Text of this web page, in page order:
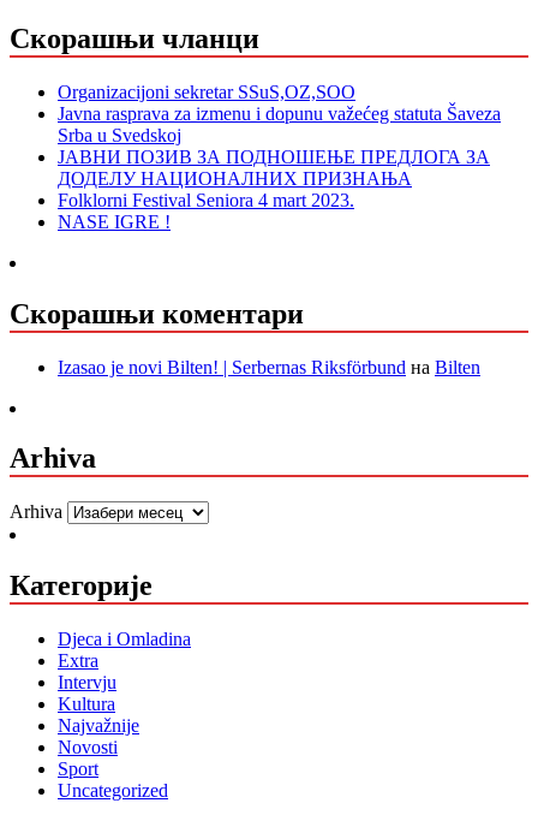
Скорашњи чланци
Organizacijoni sekretar SSuS,OZ,SOO
Javna rasprava za izmenu i dopunu važećeg statuta Šaveza
Srba u Svedskoj
ЈАВНИ ПОЗИВ ЗА ПОДНОШЕЊЕ ПРЕДЛОГА ЗА
ДОДЕЛУ НАЦИОНАЛНИХ ПРИЗНАЊА
Folklorni Festival Seniora 4 mart 2023.
NASE IGRE !
Скорашњи коментари
Izasao je novi Bilten! | Serbernas Riksförbund на Bilten
Arhiva
Arhiva
Категорије
Djeca i Omladina
Extra
Intervju
Kultura
Najvažnije
Novosti
Sport
Uncategorized